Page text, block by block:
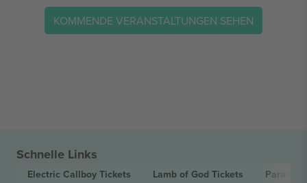
KOMMENDE VERANSTALTUNGEN SEHEN
Schnelle Links
Electric Callboy Tickets Lamb of God Tickets